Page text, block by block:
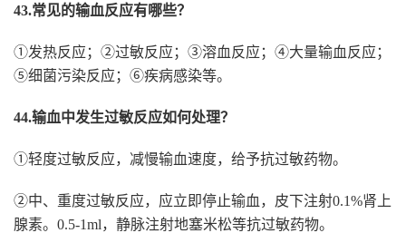
43.常见的输血反应有哪些？
①发热反应；②过敏反应；③溶血反应；④大量输血反应；
⑤细菌污染反应；⑥疾病感染等。
44.输血中发生过敏反应如何处理？
①轻度过敏反应，减慢输血速度，给予抗过敏药物。
②中、重度过敏反应，应立即停止输血，皮下注射0.1%肾上
腺素。0.5-1ml，静脉注射地塞米松等抗过敏药物。